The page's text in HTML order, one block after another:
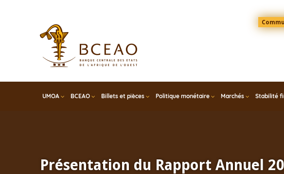
Menu
Top
UMOA BCEAO Billets et pièces Politique monétaire Marchés Stabilité
Présentation du Rapport Annuel